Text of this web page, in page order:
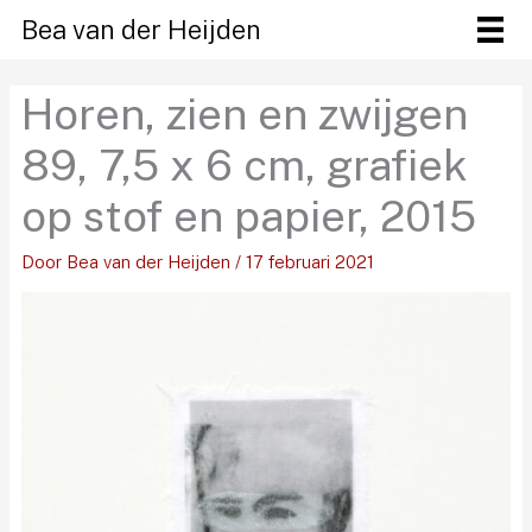
naar
inhoud
Bea van der Heijden
Horen, zien en zwijgen
89, 7,5 x 6 cm, grafiek
op stof en papier, 2015
Door Bea van der Heijden / 17 februari 2021